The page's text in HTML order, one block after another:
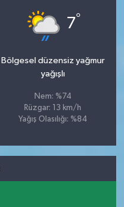
7°
Bölgesel düzensiz yağmur
yağışlı
Nem: %74
Rüzgar: 13 km/h
Yağış Olasılığı: %84